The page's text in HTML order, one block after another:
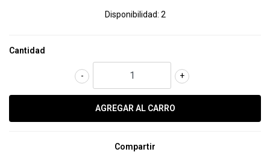
Disponibilidad: 2
Cantidad
+
-
Compartir